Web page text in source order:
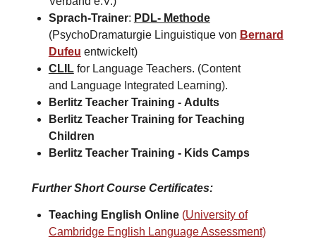
Sprach-Trainer: PDL- Methode
(PsychoDramaturgie Linguistique von Bernard
Dufeu entwickelt)
CLILfor Language Teachers. (Content
and Language Integrated Learning).
Berlitz Teacher Training - Adults
Berlitz Teacher Training for Teaching
Children
Berlitz Teacher Training - Kids Camps​
Further Short Course Certificates:
Teaching English Online(University of
Cambridge English Language Assessment)